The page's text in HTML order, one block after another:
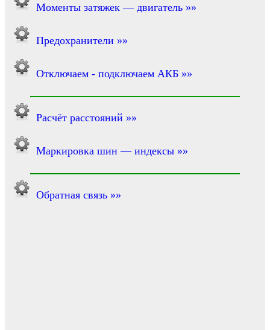
Моменты затяжек — двигатель »»
Предохранители »»
Отключаем - подключаем АКБ »»
Расчёт расстояний »»
Маркировка шин — индексы »»
Обратная связь »»